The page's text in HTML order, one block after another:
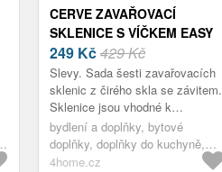
CERVE ZAVAŘOVACÍ
SKLENICE S VÍČKEM EASY
WHITE 500 ML, 6 KS
249 Kč429 Kč
Slevy. Sada šesti zavařovacích
sklenic z čirého skla se závitem.
Sklenice jsou vhodné k
zavařování ovoce, zeleniny, k
přípravě marmelád a jiných
pokrmů.
bydlení a doplňky, bytové
doplňky, doplňky do kuchyně,
zavařování, zavařovací hrnce,
4home.cz